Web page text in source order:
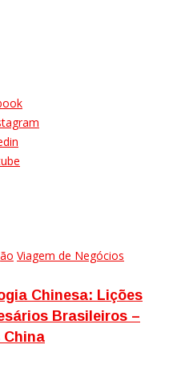
Viagem de Negócios
Chinesa: Lições
Brasileiros –
China